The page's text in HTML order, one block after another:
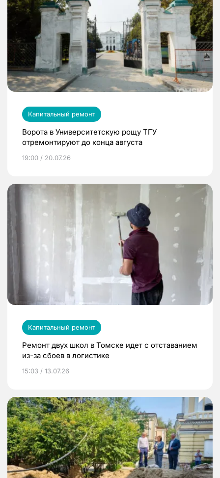
Капитальный ремонт
Ворота в Университетскую рощу ТГУ
отремонтируют до конца августа
19:00 / 20.07.26
Капитальный ремонт
Ремонт двух школ в Томске идет с отставанием
из-за сбоев в логистике
15:03 / 13.07.26